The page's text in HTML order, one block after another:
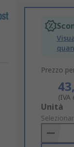
Prezzo
(IVA
Add
to
Basket
Unità